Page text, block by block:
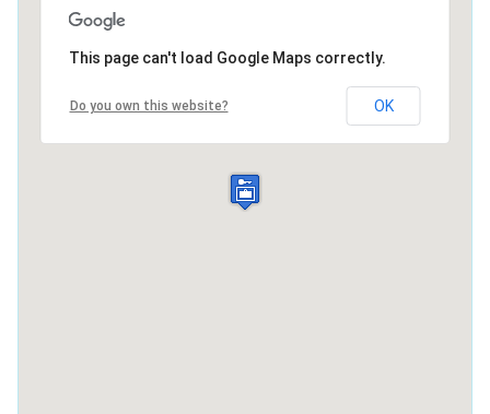
This page can't load Google Maps correctly.
Do you own this website? OK